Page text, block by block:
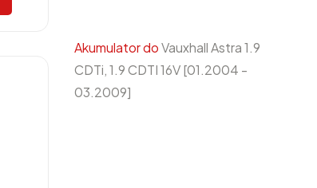
Akumulator doVauxhall Astra 1.9
CDTi, 1.9 CDTI 16V [01.2004 -
03.2009]